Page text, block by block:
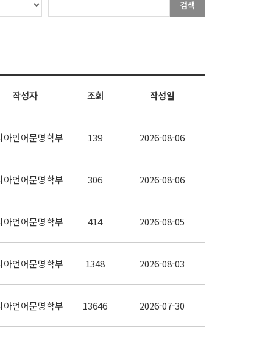
검색
작성자 조회 작성일
아언어문명학부 139 2026-08-06
아언어문명학부 306 2026-08-06
아언어문명학부 414 2026-08-05
아언어문명학부 1348 2026-08-03
아언어문명학부 13646 2026-07-30